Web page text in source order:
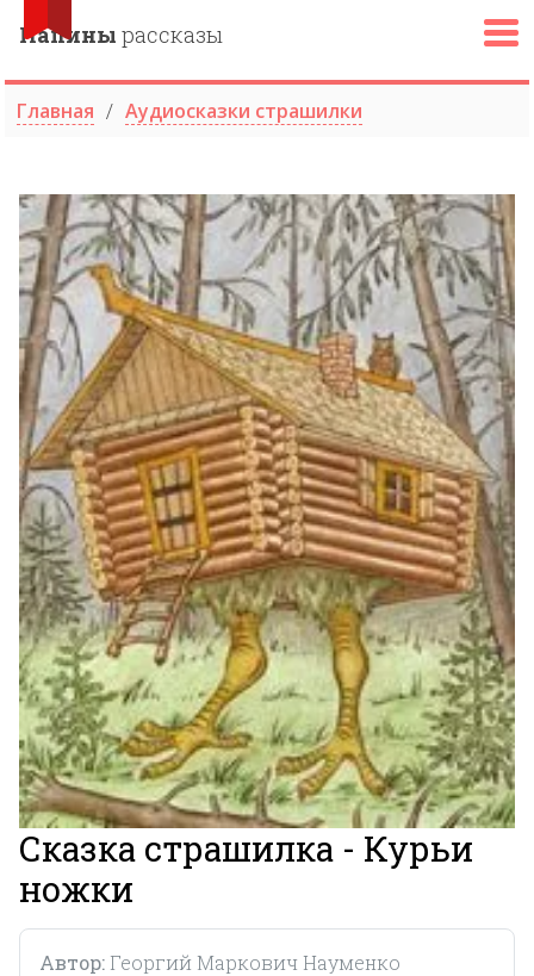
Папины рассказы
Главная Аудиосказки страшилки
Сказка страшилка - Курьи
ножки
Автор: Георгий Маркович Науменко